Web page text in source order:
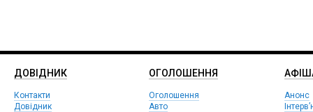
ДОВІДНИК
Контакти
Довідник
ОГОЛОШЕННЯ
Оголошення
Авто
Анонс